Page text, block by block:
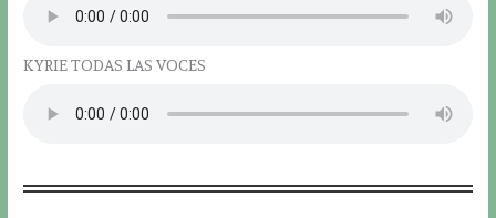
KYRIE TODAS LAS VOCES